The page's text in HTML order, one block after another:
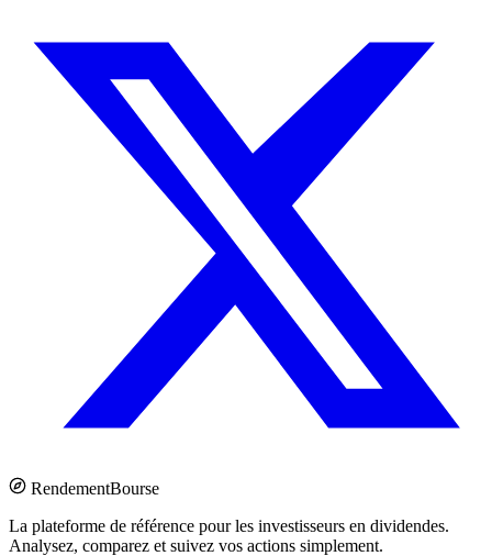
RendementBourse
La plateforme de référence pour les investisseurs en dividendes.
Analysez, comparez et suivez vos actions simplement.